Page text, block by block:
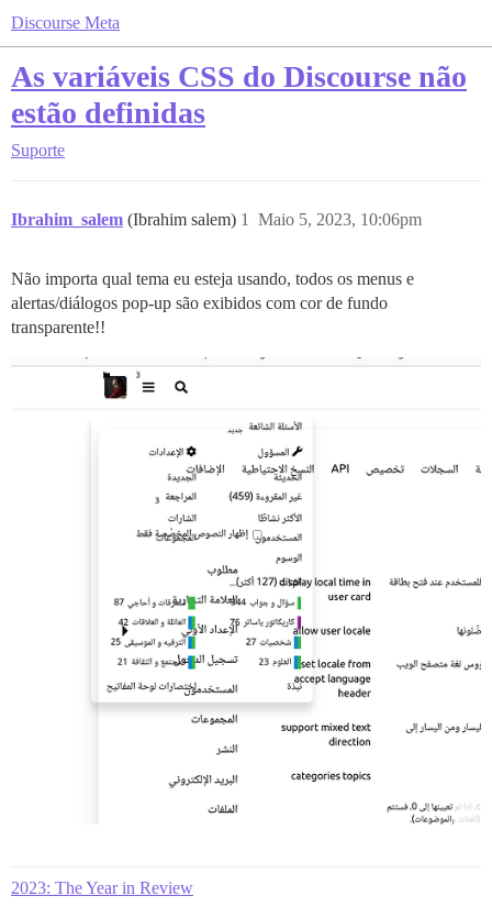
Discourse Meta
As variáveis CSS do Discourse não
estão definidas
Suporte
Ibrahim_salem (Ibrahim salem) Maio 5, 2023, 10:06pm
1
Não importa qual tema eu esteja usando, todos os menus e
alertas/diálogos pop-up são exibidos com cor de fundo
transparente!!
2023: The Year in Review